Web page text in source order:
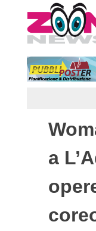
to
content
a